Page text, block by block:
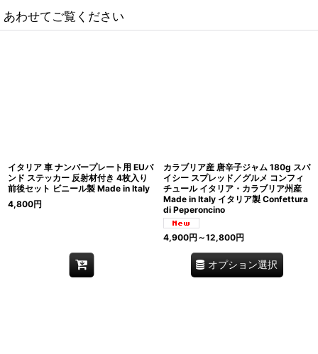
あわせてご覧ください
イタリア 車 ナンバープレート用 EUバ
ンド ステッカー 反射材付き 4枚入り
前後セット ビニール製 Made in Italy
4,800円
カラブリア産 唐辛子ジャム 180g スパ
イシー スプレッド／グルメ コンフィ
チュール イタリア・カラブリア州産
Made in Italy イタリア製 Confettura
di Peperoncino
4,900円 ～12,800円
オプション選択